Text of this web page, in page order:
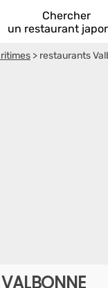
Chercher
un restaurant
> restaurants